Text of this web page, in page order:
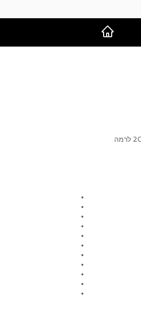
התאמת הנגישות שלנו בוצעה בהתאם לתקנה 35 בתקנות שוויון זכויות לאנשים עם מוגבלות (התאמות נגישות לשירות) התשע"ג 2013 לרמה AA בכפוף לשינויים